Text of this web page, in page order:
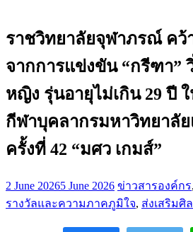
ราชวิทยาลัยจุฬาภรณ์ คว้
จากการแข่งขัน “กรีฑา”
หญิง รุ่นอายุไม่เกิน 29 ปี
กีฬาบุคลากรมหาวิทยาลัย
ครั้งที่ 42 “มศว เกมส์”
2 June 20265 June 2026 ข่าวสารองค์กร,
รางวัลและความภาคภูมิใจ, ส่งเสริมศิ